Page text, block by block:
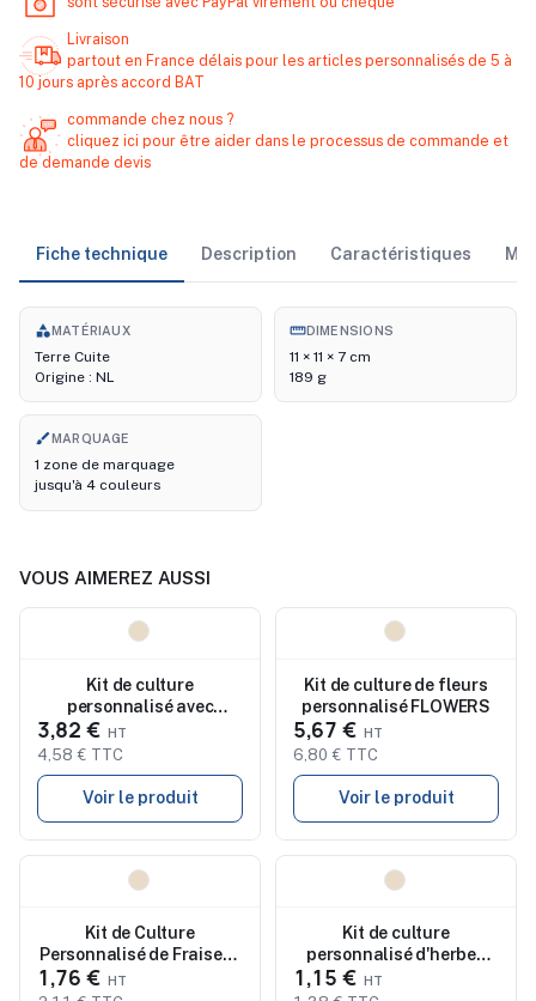
Livraison
partout en France délais pour les articles personnalisés de 5 à
10 jours après accord BAT
commande chez nous ?
cliquez ici pour être aider dans le processus de commande et
de demande devis
Fiche technique Description Caractéristiques
categoryMATÉRIAUX
Terre Cuite
Origine : NL
straightenDIMENSIONS
11 × 11 × 7 cm
189 g
brushMARQUAGE
1 zone de marquage
jusqu'à 4 couleurs
VOUS AIMEREZ AUSSI
Kit de culture
personnalisé avec
graines et terreau
3,82 €
4,58 € TTC
Voir le produit
Kit de culture de fleurs
personnalisé FLOWERS
5,67 €
6,80 € TTC
Voir le produit
Kit de Culture
Personnalisé de Fraises -
FRESA KIT
1,76 €
Kit de culture
personnalisé d'herbes
aromatiques pas cher -
1,15 €